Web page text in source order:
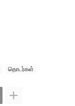
தொடர்கள்